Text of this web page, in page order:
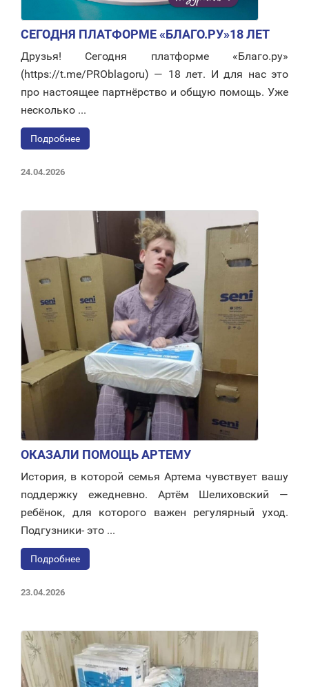
СЕГОДНЯ ПЛАТФОРМЕ «БЛАГО.РУ»18 ЛЕТ
Друзья! Сегодня платформе «Благо.ру»
(https://t.me/PROblagoru) — 18 лет. И для нас это
про настоящее партнёрство и общую помощь. Уже
несколько ...
Подробнее
24.04.2026
ОКАЗАЛИ ПОМОЩЬ АРТЕМУ
История, в которой семья Артема чувствует вашу
поддержку ежедневно. Артём Шелиховский —
ребёнок, для которого важен регулярный уход.
Подгузники- это ...
Подробнее
23.04.2026